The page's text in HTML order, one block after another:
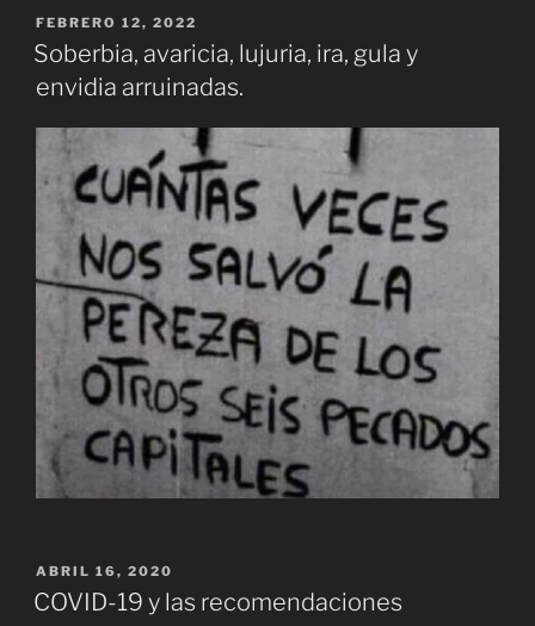
PUBLICADO
EL
FEBRERO 12, 2022
Soberbia, avaricia, lujuria, ira, gula y
envidia arruinadas.
PUBLICADO
EL
ABRIL 16, 2020
COVID-19 y las recomendaciones